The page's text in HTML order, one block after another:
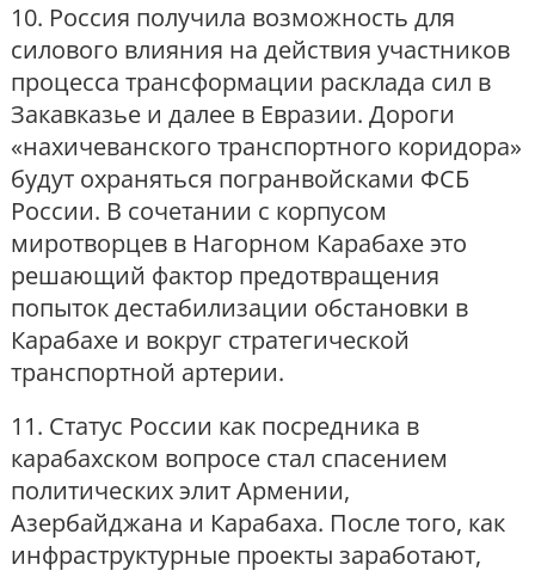
10. Россия получила возможность для
силового влияния на действия участников
процесса трансформации расклада сил в
Закавказье и далее в Евразии. Дороги
«нахичеванского транспортного коридора»
будут охраняться погранвойсками ФСБ
России. В сочетании с корпусом
миротворцев в Нагорном Карабахе это
решающий фактор предотвращения
попыток дестабилизации обстановки в
Карабахе и вокруг стратегической
транспортной артерии.
11. Статус России как посредника в
карабахском вопросе стал спасением
политических элит Армении,
Азербайджана и Карабаха. После того, как
инфраструктурные проекты заработают,